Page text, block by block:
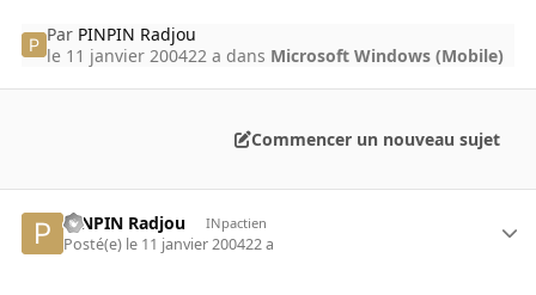
Par PINPIN Radjou
le 11 janvier 200422 a dans Microsoft Windows (Mobile)
Commencer un nouveau sujet
PINPIN Radjou INpactien
Posté(e) le 11 janvier 200422 a